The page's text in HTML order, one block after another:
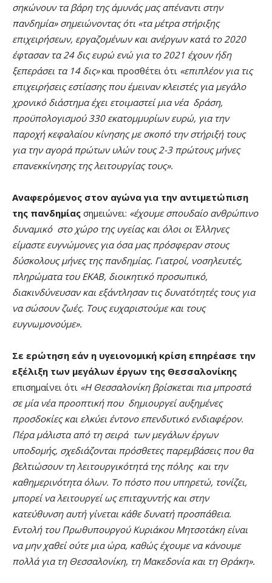
σηκώνουν τα βάρη της άμυνάς μας απέναντι στην
πανδημία» σημειώνοντας ότι «τα μέτρα στήριξης
επιχειρήσεων, εργαζομένων και ανέργων κατά το 2020
έφτασαν τα 24 δις ευρώ ενώ για το 2021 έχουν ήδη
ξεπεράσει τα 14 δις»και προσθέτει ότι «επιπλέον για τις
επιχειρήσεις εστίασης που έμειναν κλειστές για μεγάλο
χρονικό διάστημα έχει ετοιμαστεί μια νέα δράση,
προϋπολογισμού 330 εκατομμυρίων ευρώ, για την
παροχή κεφαλαίου κίνησης με σκοπό την στήριξή τους
για την αγορά πρώτων υλών τους 2-3 πρώτους μήνες
επανεκκίνησης της λειτουργίας τους».
Αναφερόμενος στον αγώνα για την αντιμετώπιση
της πανδημίας σημειώνει: «έχουμε σπουδαίο ανθρώπινο
δυναμικό στο χώρο της υγείας και όλοι οι Έλληνες
είμαστε ευγνώμονες για όσα μας πρόσφεραν στους
δύσκολους μήνες της πανδημίας. Γιατροί, νοσηλευτές,
πληρώματα του ΕΚΑΒ, διοικητικό προσωπικό,
διακινδύνευσαν και εξάντλησαν τις δυνατότητές τους για
να σώσουν ζωές. Τους ευχαριστούμε και τους
ευγνωμονούμε».
Σε ερώτηση εάν η υγειονομική κρίση επηρέασε την
εξέλιξη των μεγάλων έργων της Θεσσαλονίκης
επισημαίνει ότι «Η Θεσσαλονίκη βρίσκεται πια μπροστά
σε μία νέα προοπτική που δημιουργεί αυξημένες
προσδοκίες και ελκύει έντονο επενδυτικό ενδιαφέρον.
Πέρα μάλιστα από τη σειρά των μεγάλων έργων
υποδομής, σχεδιάζονται πρόσθετες παρεμβάσεις που θα
βελτιώσουν τη λειτουργικότητά της πόλης και την
καθημερινότητα όλων. Το πόστο που υπηρετώ, τονίζει,
μπορεί να λειτουργεί ως επιταχυντής και στην
κατεύθυνση αυτή γίνεται κάθε δυνατή προσπάθεια.
Εντολή του Πρωθυπουργού Κυριάκου Μητσοτάκη είναι
να μην χαθεί ούτε μια ώρα, καθώς έχουμε να κάνουμε
πολλά για τη Θεσσαλονίκη, τη Μακεδονία και τη Θράκη».